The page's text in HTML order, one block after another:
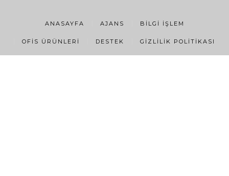
ANASAYFA AJANS BILGI İŞLEM
OFIS ÜRÜNLERI DESTEK GIZLILIK POLITIKASI